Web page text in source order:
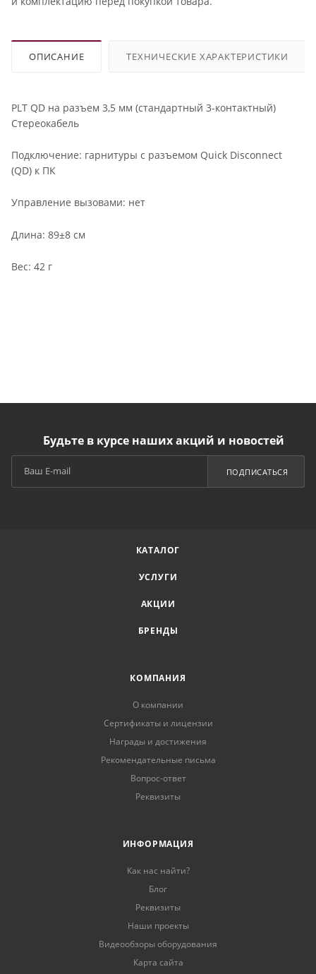
ОПИСАНИЕ ТЕХНИЧЕСКИЕ ХАРАКТЕРИСТИКИ
PLT QD на разъем 3,5 мм (стандартный 3-контактный)
Стереокабель
Подключение: гарнитуры с разъемом Quick Disconnect
(QD) к ПК
Управление вызовами: нет
Длина: 89±8 см
Вес: 42 г
Будьте в курсе наших акций и новостей
ПОДПИСАТЬСЯ
КАТАЛОГ
УСЛУГИ
АКЦИИ
БРЕНДЫ
КОМПАНИЯ
О компании
Сертификаты и лицензии
Награды и достижения
Рекомендательные письма
Вопрос-ответ
Реквизиты
ИНФОРМАЦИЯ
Как нас найти?
Блог
Реквизиты
Наши проекты
Видеообзоры оборудования
Карта сайта